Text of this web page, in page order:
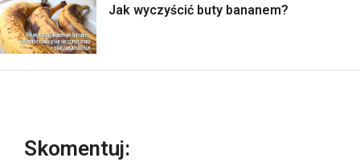
Jak wyczyścić buty bananem?
Skomentuj: